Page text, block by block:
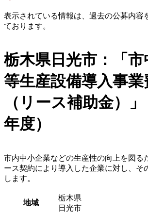
表示されている情報は、過去の公募内容
ております。
栃木県日光市：「
等生産設備導入事
（リース補助金）
年度）
市内中小企業などの生産性の向上を図る
ース契約により導入した企業に対し、そ
します。
地域
栃木県
日光市